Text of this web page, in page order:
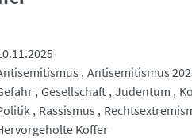
Antisemitismus
Gesellschaft Judentum
Rassismus
Koffer